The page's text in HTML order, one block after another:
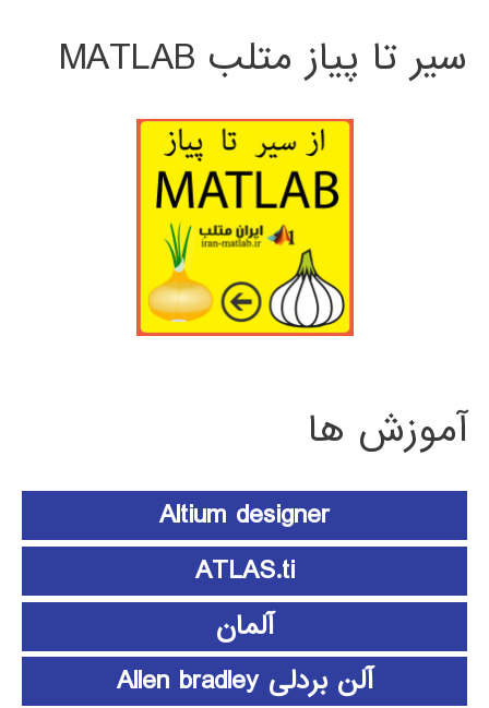
سیر تا پیاز متلب MATLAB
آموزش ها
Altium designer
ATLAS.ti
آلمان
آلن بردلی Allen bradley